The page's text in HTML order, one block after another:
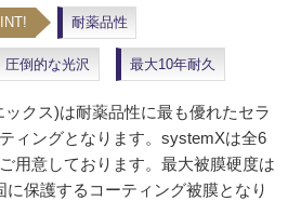
耐薬品性
圧倒的な光沢 最大10年耐久
クス)は耐薬品性に最も優れたセラ
ィングとなります。systemXは全6
用意しております。最大被膜硬度は
保護するコーティング被膜となり